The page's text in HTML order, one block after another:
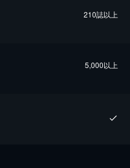
210誌以上
5,000以上